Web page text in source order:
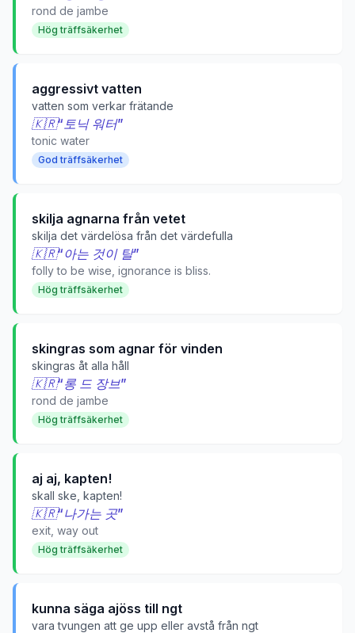
rond de jambe
Hög träffsäkerhet
aggressivt vatten
vatten som verkar frätande
🇰🇷“토닉 워터”
tonic water
God träffsäkerhet
skilja agnarna från vetet
skilja det värdelösa från det värdefulla
🇰🇷“아는 것이 탈”
folly to be wise, ignorance is bliss.
Hög träffsäkerhet
skingras som agnar för vinden
skingras åt alla håll
🇰🇷“롱 드 장브”
rond de jambe
Hög träffsäkerhet
aj aj, kapten!
skall ske, kapten!
🇰🇷“나가는 곳”
exit, way out
Hög träffsäkerhet
kunna säga ajöss till ngt
vara tvungen att ge upp eller avstå från ngt